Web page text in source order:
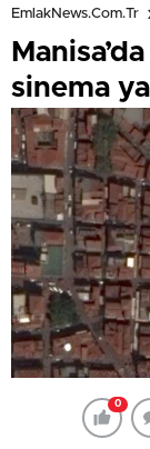
EmlakNews.com.tr
sinema
0